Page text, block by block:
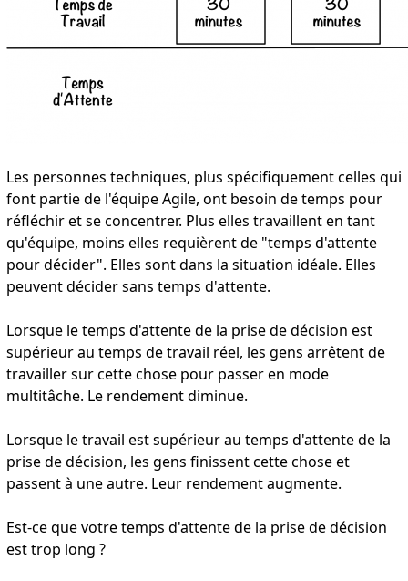
Les personnes techniques, plus spécifiquement celles qui
font partie de l'équipe Agile, ont besoin de temps pour
réfléchir et se concentrer. Plus elles travaillent en tant
qu'équipe, moins elles requièrent de "temps d'attente
pour décider". Elles sont dans la situation idéale. Elles
peuvent décider sans temps d'attente.
Lorsque le temps d'attente de la prise de décision est
supérieur au temps de travail réel, les gens arrêtent de
travailler sur cette chose pour passer en mode
multitâche. Le rendement diminue.
Lorsque le travail est supérieur au temps d'attente de la
prise de décision, les gens finissent cette chose et
passent à une autre. Leur rendement augmente.
Est-ce que votre temps d'attente de la prise de décision
est trop long ?